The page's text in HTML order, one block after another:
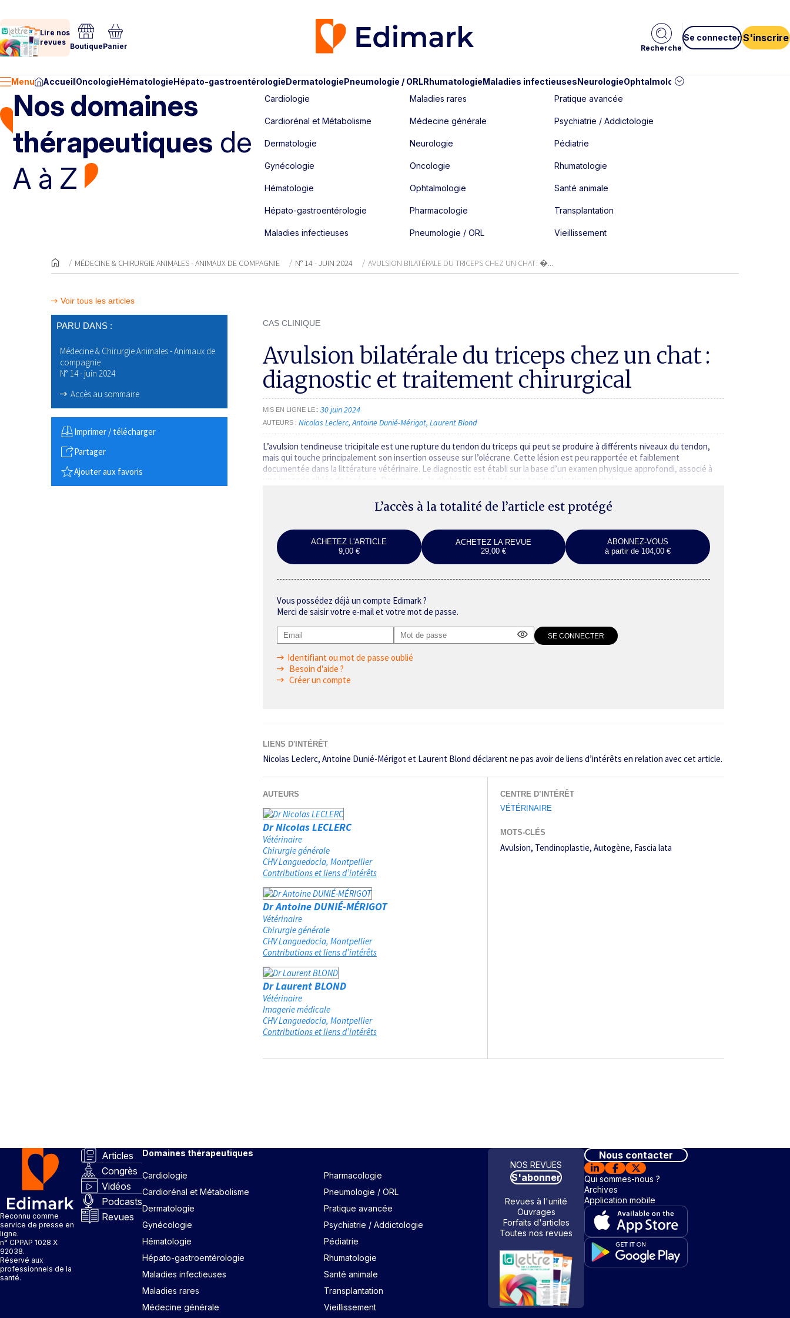
Lire nos
revues BoutiquePanier Recherche
Se connecter S'inscrire
Menu AccueilOncologieHématologieHépato-gastroentérologieDermatologiePneumologie / ORLRhumatologieMaladies infectieusesNeurologieOphtalmologie
Nos domaines
thérapeutiques de
A à Z
Cardiologie
Cardiorénal et Métabolisme
Dermatologie
Gynécologie
Hématologie
Hépato-gastroentérologie
Maladies infectieuses
Maladies rares
Médecine générale
Neurologie
Oncologie
Ophtalmologie
Pharmacologie
Pneumologie / ORL
Pratique avancée
Psychiatrie / Addictologie
Pédiatrie
Rhumatologie
Santé animale
Transplantation
Vieillissement
MÉDECINE & CHIRURGIE ANIMALES - ANIMAUX DE COMPAGNIE N° 14 - JUIN 2024 AVULSION BILATÉRALE DU TRICEPS CHEZ UN CHAT : �...
Voir tous les articles
PARU DANS :
Médecine & Chirurgie Animales - Animaux de
compagnie
N° 14 - juin 2024
Accès au sommaire
Imprimer / télécharger
Partager
Ajouter aux favoris
CAS CLINIQUE
Avulsion bilatérale du triceps chez un chat :
­diagnostic et traitement chirurgical
MIS EN LIGNE LE 30 juin 2024
AUTEURS Nicolas Leclerc Antoine Dunié-Mérigot Laurent Blond
L’avulsion tendineuse tricipitale est une rupture du tendon du triceps qui peut se produire à différents niveaux du tendon,
mais qui touche principalement son insertion osseuse sur l’olécrane. Cette lésion est peu rapportée et faiblement
documentée dans la littérature vétérinaire. Le diagnostic est établi sur la base d’un examen physique approfondi, associé à
une imagerie ciblée de la région. Dans ce cas, la déchirure est traitée par tendino­plastie tricipitale,…
L’accès à la totalité de l’article est protégé
ACHETEZ L'ARTICLE
9,00 €
ACHETEZ LA REVUE
29,00 €
ABONNEZ-VOUS
à partir de 104,00 €
Vous possédez déjà un compte Edimark ?
Merci de saisir votre e-mail et votre mot de passe.
Identifiant ou mot de passe oublié
Besoin d'aide ?
Créer un compte
LIENS D'INTÉRÊT
Nicolas Leclerc, Antoine Dunié-Mérigot et Laurent Blond déclarent ne pas avoir de liens ­d’intérêts en relation avec cet article.
AUTEURS
Dr Nicolas LECLERC
Vétérinaire
Chirurgie générale
CHV Languedocia Montpellier
Contributions et liens d’intérêts
Dr Antoine DUNIÉ-MÉRIGOT
Vétérinaire
Chirurgie générale
CHV Languedocia Montpellier
Contributions et liens d’intérêts
Dr Laurent BLOND
Vétérinaire
Imagerie médicale
CHV Languedocia Montpellier
Contributions et liens d’intérêts
CENTRE D’INTÉRÊT
VÉTÉRINAIRE
MOTS-CLÉS
Avulsion Tendinoplastie Autogène Fascia lata
Reconnu comme
service de presse en
ligne.
n° CPPAP 1028 X
92038.
Réservé aux
professionnels de la
santé.
Articles
Congrès
Vidéos
Podcasts
Revues
Domaines thérapeutiques
Cardiologie
Cardiorénal et Métabolisme
Dermatologie
Gynécologie
Hématologie
Hépato-gastroentérologie
Maladies infectieuses
Maladies rares
Médecine générale
Pharmacologie
Pneumologie / ORL
Pratique avancée
Psychiatrie / Addictologie
Pédiatrie
Rhumatologie
Santé animale
Transplantation
Vieillissement
NOS REVUES
S'abonner
Revues à l'unité
Ouvrages
Forfaits d'articles
Toutes nos revues
Nous contacter
Qui sommes-nous ?
Archives
Application mobile